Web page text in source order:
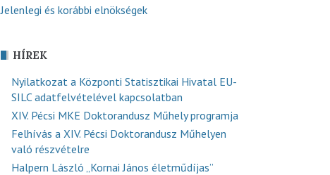
Jelenlegi és korábbi elnökségek
HÍREK
Nyilatkozat a Központi Statisztikai Hivatal EU-
SILC adatfelvételével kapcsolatban
XIV. Pécsi MKE Doktorandusz Műhely programja
Felhívás a XIV. Pécsi Doktorandusz Műhelyen
való részvételre
Halpern László „Kornai János életműdíjas”